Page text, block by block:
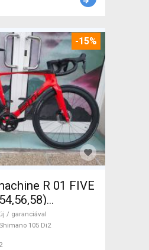
-15%
R 01 FIVE
105 Di2
új / garanciával
Shimano 105 Di2
2